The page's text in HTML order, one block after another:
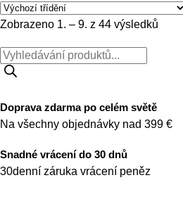
Zobrazeno 1. – 9. z 44 výsledků
Doprava zdarma po celém světě
Na všechny objednávky nad 399 €
Snadné vrácení do 30 dnů
30denní záruka vrácení peněz